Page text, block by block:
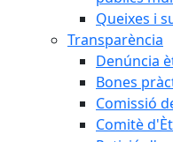
Queixes i
Transparència
Denúncia
Bones
Comissió
Comitè